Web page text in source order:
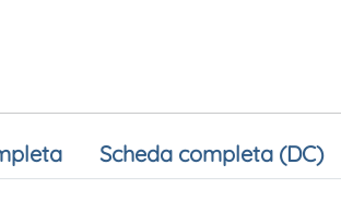
Scheda completa (DC)